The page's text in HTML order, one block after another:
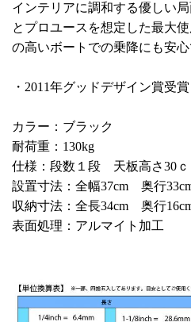
インテリアに調和する優しい
とプロユースを想定した最大
の高いボートでの乗降にも安心
・2011年グッドデザイン賞受賞
カラー：ブラック
耐荷重：130kg
仕様：段数１段 天板高さ30
設置寸法：全幅37cm 奥行
収納寸法：全長34cm 奥行
表面処理：アルマイト加工